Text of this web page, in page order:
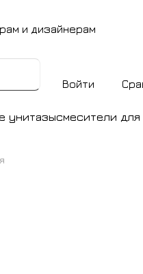
и дизайнерам
Войти
унитазысмесители